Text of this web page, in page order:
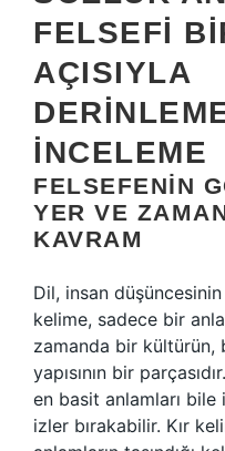
FELSEFI
AÇISIYLA
İNCELEME
FELSEFENIN
YER VE
KAVRAM
Dil, insan düşüncesinin
kelime, sadece bir
zamanda bir kültürün,
yapısının bir
en basit anlamları bile
izler bırakabilir. Kır